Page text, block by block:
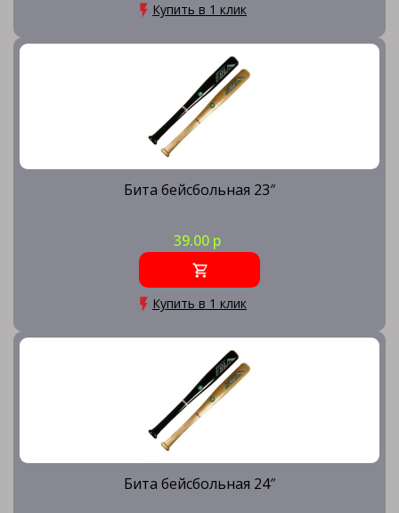
Купить в 1 клик
Бита бейсбольная 23″
39.00 р
Купить в 1 клик
Бита бейсбольная 24″